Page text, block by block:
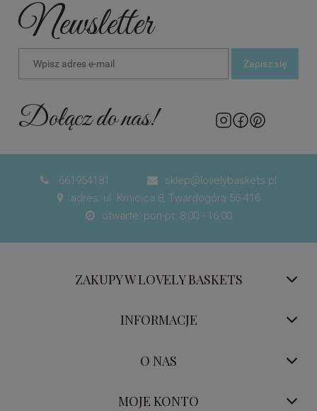
Newsletter
Zapisz się
Dołącz do nas!
 661954181  sklep@lovelybaskets.pl
 adres: ul. Kmicica 8, Twardogóra 56-416
 otwarte: pon-pt: 8:00 - 16:00
ZAKUPY W LOVELY BASKETS
INFORMACJE
O NAS
MOJE KONTO